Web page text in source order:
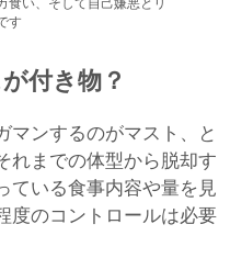
食い、そして自己嫌悪とリ
す
付き物？
マンするのがマスト、と
れまでの体型から脱却す
ている食事内容や量を見
度のコントロールは必要